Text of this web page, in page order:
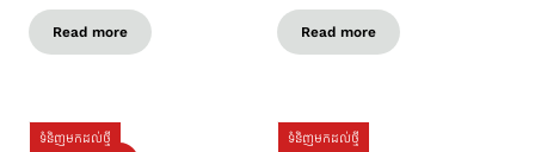
Read more Read more
ទំនិញមកដល់ថ្មី
ទំនិញមកដល់ថ្មី